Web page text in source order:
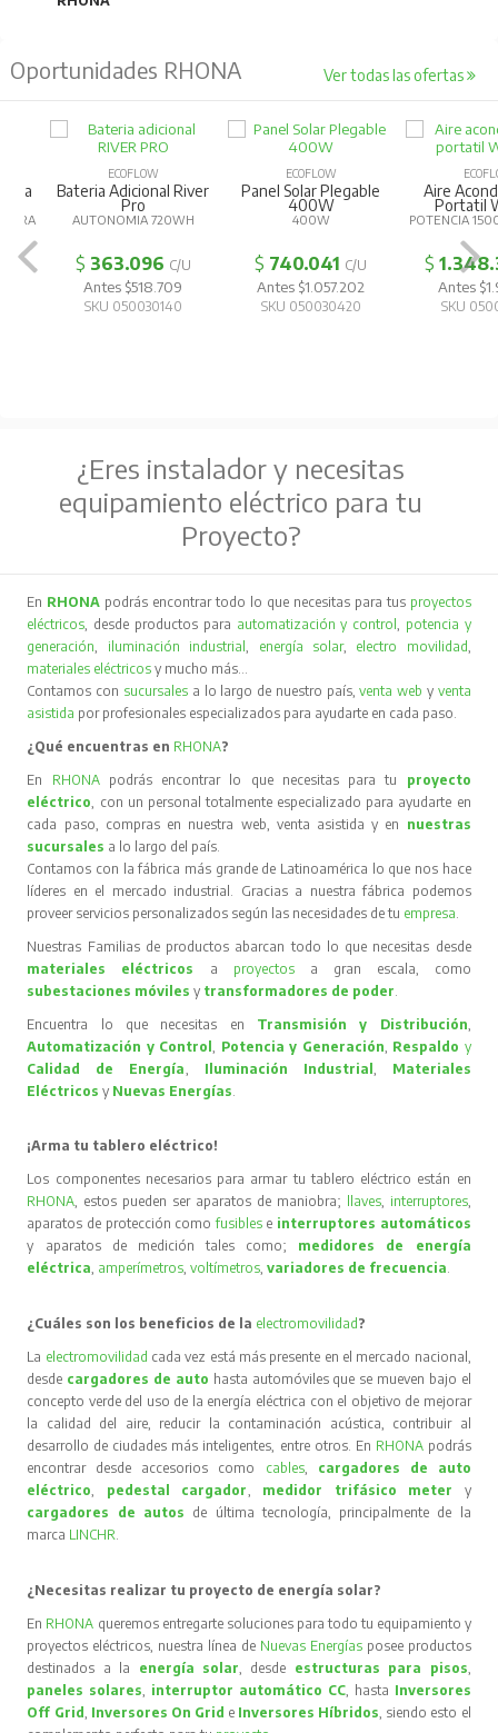
Oportunidades RHONA Ver todas las ofertas
ECOFLOW
Bateria Adicional River
Pro
AUTONOMIA 720WH
363.096 C/U
Antes $518.709
SKU 050030140
ECOFLOW
Panel Solar Plegable
400W
400W
740.041 C/U
Antes $1.057.202
SKU 050030420
ECOFLOW
Aire
Portatil
POTENCIA
Antes
SKU
¿Eres instalador y necesitas
equipamiento eléctrico para tu
Proyecto?
En RHONA podrás encontrar todo lo que necesitas para tus proyectos
eléctricos , desde productos para automatización y control
potencia y
generación
iluminación industrial energía solar, electro movilidad
materiales eléctricos y mucho más…
Contamos con sucursales a lo largo de nuestro país,venta web y venta
asistida por profesionales especializados para ayudarte en cada paso.
¿Qué encuentras en RHONA?
En RHONA podrás encontrar lo que necesitas para tu proyecto
eléctrico , con un personal totalmente especializado para ayudarte en
cada paso, compras en nuestra web, venta asistida y en nuestras
sucursales a lo largo del país.
Contamos con la fábrica más grande de Latinoamérica lo que nos hace
líderes en el mercado industrial. Gracias a nuestra fábrica podemos
proveer servicios personalizados según las necesidades de tu empresa
Nuestras Familias de productos abarcan todo lo que necesitas desde
materiales eléctricos
a proyectos
a gran escala, como
subestaciones móvilesy transformadores de poder
Encuentra lo que necesitas en Transmisión y Distribución
Automatización y Control
Potencia y Generación Respaldo y
Calidad de Energía
Iluminación Industrial
Materiales
Eléctricos y Nuevas Energías
¡Arma tu tablero eléctrico!
Los componentes necesarios para armar tu tablero eléctrico están en
RHONA , estos pueden ser aparatos de maniobra; llaves, interruptores,
aparatos de protección comofusibles e interruptores automáticos
y aparatos de medición tales como; medidores de energía
eléctrica amperímetros ,voltímetros ,variadores de frecuencia
¿Cuáles son los beneficios de la electromovilidad?
La electromovilidad cada vez está más presente en el mercado nacional,
desde cargadores de auto hasta automóviles que se mueven bajo el
concepto verde del uso de la energía eléctrica con el objetivo de mejorar
la calidad del aire, reducir la contaminación acústica, contribuir al
desarrollo de ciudades más inteligentes, entre otros. En RHONA podrás
encontrar desde accesorios como cables, cargadores de auto
eléctrico
pedestal cargador medidor trifásico meter
y
cargadores de autos de última tecnología, principalmente de la
marca LINCHR
¿Necesitas realizar tu proyecto de energía solar?
En RHONA queremos entregarte soluciones para todo tu equipamiento y
proyectos eléctricos, nuestra línea de Nuevas Energíasposee productos
destinados a la energía solar , desde estructuras para pisos
paneles solares
interruptor automático CC, hasta Inversores
Off Grid Inversores On Grid e Inversores Híbridos , siendo esto el